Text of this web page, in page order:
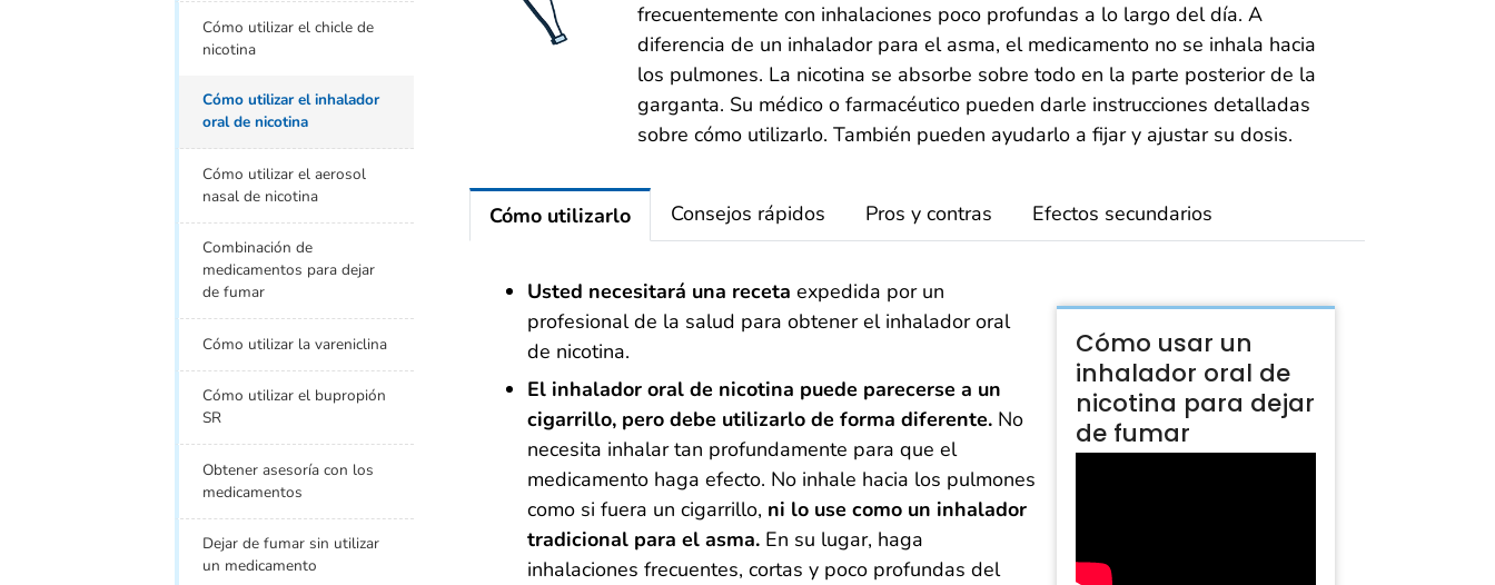
frecuentemente con inhalaciones poco profundas a lo largo del día. A
diferencia de un inhalador para el asma, el medicamento no se inhala hacia
los pulmones. La nicotina se absorbe sobre todo en la parte posterior de la
garganta. Su médico o farmacéutico pueden darle instrucciones detalladas
sobre cómo utilizarlo. También pueden ayudarlo a fijar y ajustar su dosis.
Cómo utilizarlo Consejos rápidos Pros y contras Efectos secundarios
Cómo usar un
inhalador oral de
nicotina para dejar
de fumar
Usted necesitará una receta expedida por un
profesional de la salud para obtener el inhalador oral
de nicotina.
El inhalador oral de nicotina puede parecerse a un
cigarrillo, pero debe utilizarlo de forma diferente. No
necesita inhalar tan profundamente para que el
medicamento haga efecto. No inhale hacia los pulmones
como si fuera un cigarrillo, ni lo use como un inhalador
tradicional para el asma. En su lugar, haga
inhalaciones frecuentes, cortas y poco profundas del
Cómo utilizar el chicle de
nicotina
Cómo utilizar el inhalador
oral de nicotina
Cómo utilizar el aerosol
nasal de nicotina
Combinación de
medicamentos para dejar
de fumar
Cómo utilizar la vareniclina
Cómo utilizar el bupropión
SR
Obtener asesoría con los
medicamentos
Dejar de fumar sin utilizar
un medicamento